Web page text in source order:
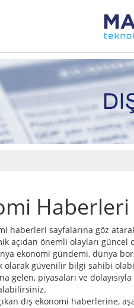
haberleri sayfalarına göz
açıdan önemli olayları
ekonomi gündemi, dünya
olarak güvenilir bilgi sahibi
gelen, piyasaları ve
dış ekonomi haberlerine,